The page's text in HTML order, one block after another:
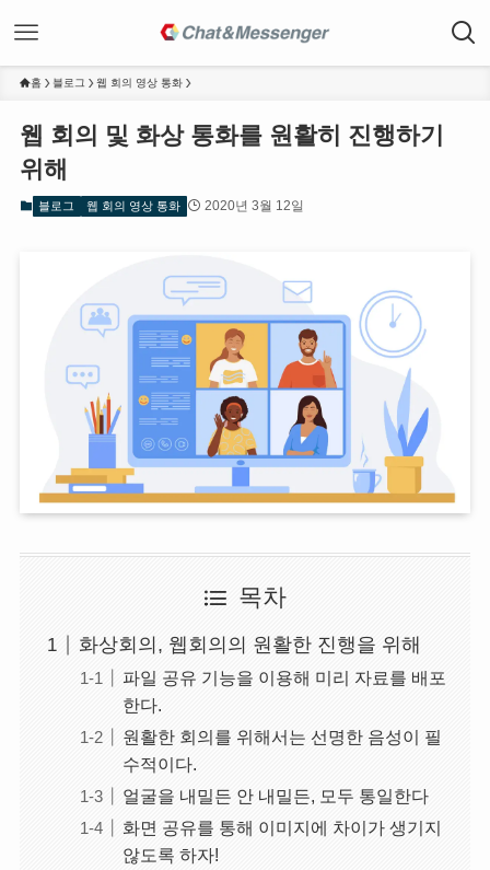
홈 블로그 웹 회의 영상 통화
웹 회의 및 화상 통화를 원활히 진행하기
위해
블로그 웹 회의 영상 통화 2020년 3월 12일
목차
화상회의, 웹회의의 원활한 진행을 위해
파일 공유 기능을 이용해 미리 자료를 배포
한다.
원활한 회의를 위해서는 선명한 음성이 필
수적이다.
얼굴을 내밀든 안 내밀든, 모두 통일한다
화면 공유를 통해 이미지에 차이가 생기지
않도록 하자!